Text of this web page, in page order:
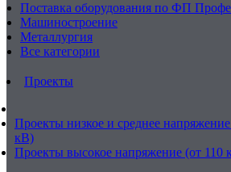
Поставка оборудования по ФП
Машиностроение
Металлургия
Все категории
Проекты
Проекты низкое и среднее
кВ)
Проекты высокое напряжение (от 110